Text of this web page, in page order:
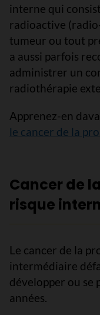
interne qui
radioactive
tumeur ou tout
a aussi parfois
administrer un
radiothérapie
Apprenez-en
le cancer de la
Cancer de
risque
Le cancer de la
intermédiaire
développer ou se
années.